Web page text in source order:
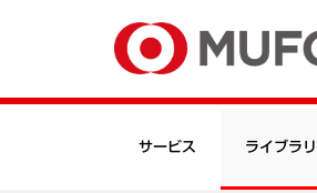
サービス ライブラリ